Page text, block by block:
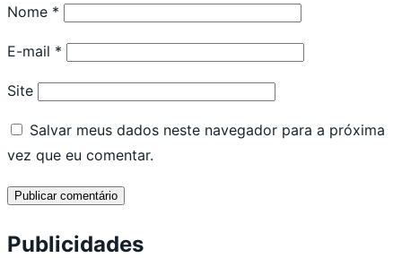
Nome *
E-mail *
Site
Salvar meus dados neste navegador para a próxima
vez que eu comentar.
Publicidades